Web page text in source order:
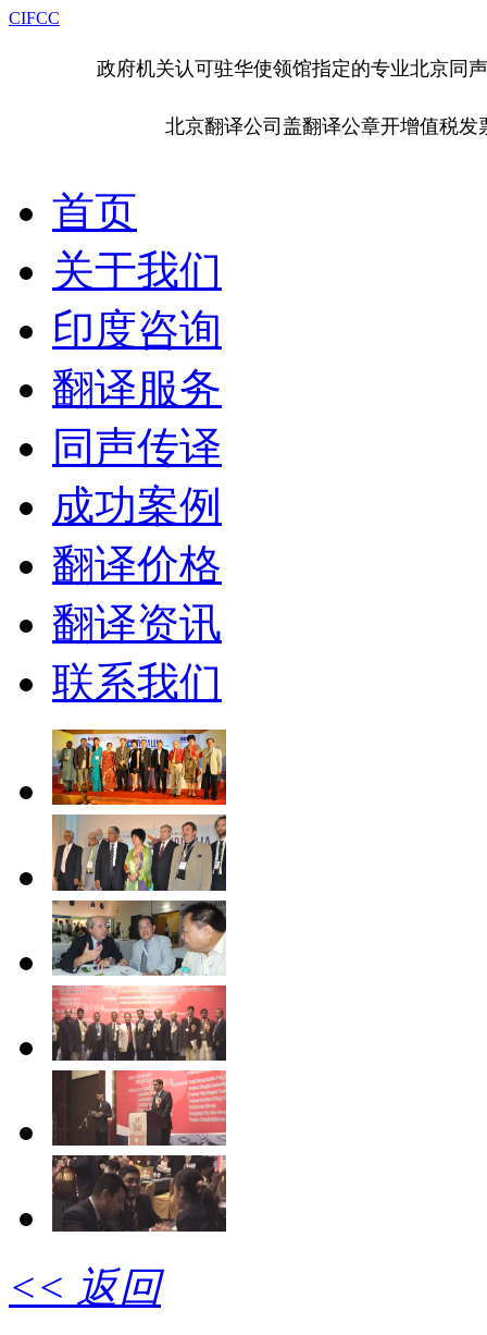
CIFCC
政府机关认可驻华使领馆指定的专业北京同
北京翻译公司盖翻译公章开增值税发
首页
关于我们
印度咨询
翻译服务
同声传译
成功案例
翻译价格
翻译资讯
联系我们
<< 返回